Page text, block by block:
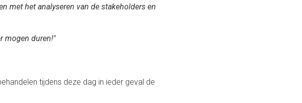
met het analyseren van de stakeholders en
mogen duren!"
tijdens deze dag in ieder geval de